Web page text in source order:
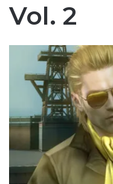
Vol. 2